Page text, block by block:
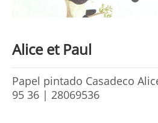
Alice et Paul
Papel pintado Casadeco
95 36 | 28069536